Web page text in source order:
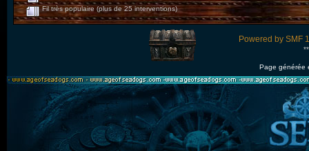
Fil très populaire (plus de 25 interventions)
Powered by SMF
Page générée